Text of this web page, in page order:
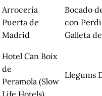
Arrocería
Puerta de
Madrid
Bocado
con
Galleta
Hotel Can Boix
de
Peramola (Slow
Life Hotels)
Llegums